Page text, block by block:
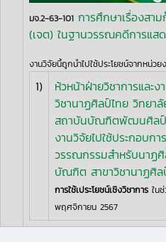
มจ.2-63-101 การศึกษาเรื่องสา
(เจต) ในฐานวรรณคดีการแส
งานวิจัยนี้ถูกนำไปใช้ประโยชน์จากหน่ว
1)
ห้วหน้าฝ่ายวิชาการและ
วิชานาฏศิลป์ไทย วิทยา
สถาบันบัณฑิตพัฒนศิลป์
งานวิจัยไปใช้ประกอบกา
วรรณกรรมสำหรับนาฏ
บัณฑิต สาขาวิชานาฏศิ
การใช้เประโยชน์เชิงวิชาการ ใน
พฤศจิกายน 2567